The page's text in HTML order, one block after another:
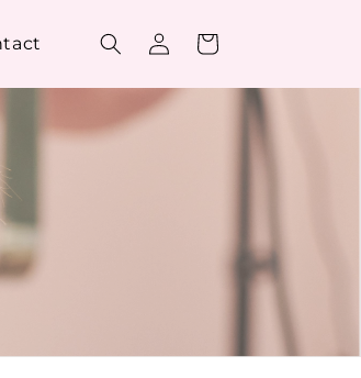
グ
イ
ン
ー